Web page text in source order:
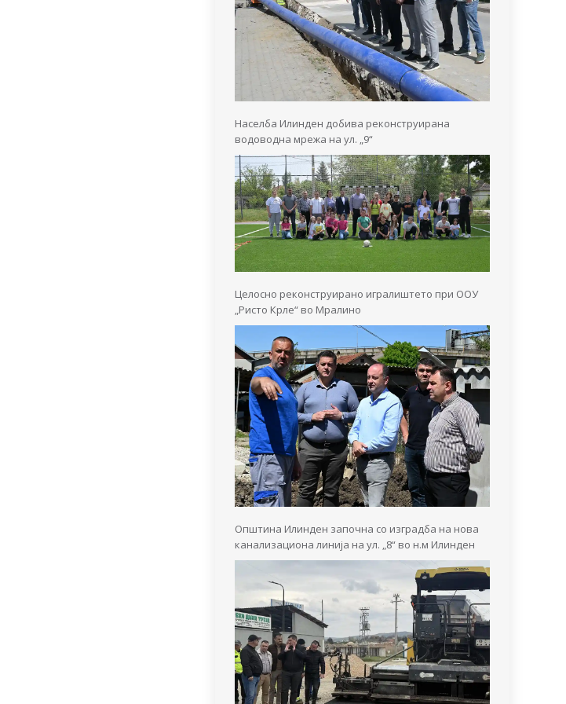
Населба Илинден добива реконструирана
водоводна мрежа на ул. „9“
Целосно реконструирано игралиштето при ООУ
„Ристо Крле“ во Мралино
Општина Илинден започна со изградба на нова
канализациона линија на ул. „8“ во н.м Илинден